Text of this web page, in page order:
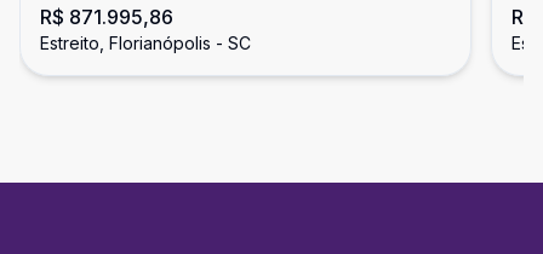
suíte
R$ 871.995,86
Estreito, Florianópolis - SC